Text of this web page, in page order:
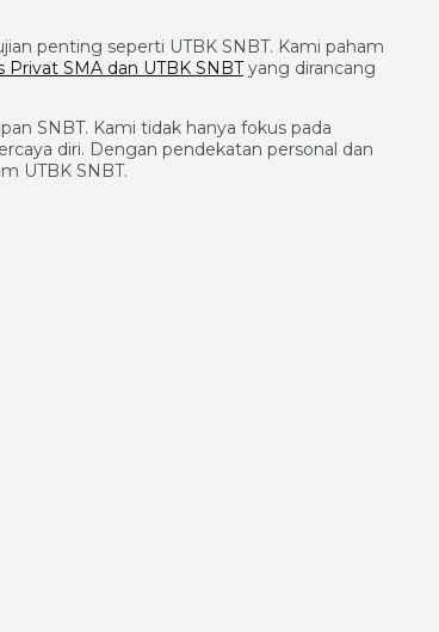
penting seperti UTBK SNBT. Kami paham
Privat SMA dan UTBK SNBTyang dirancang
SNBT. Kami tidak hanya fokus pada
diri. Dengan pendekatan personal dan
UTBK SNBT.